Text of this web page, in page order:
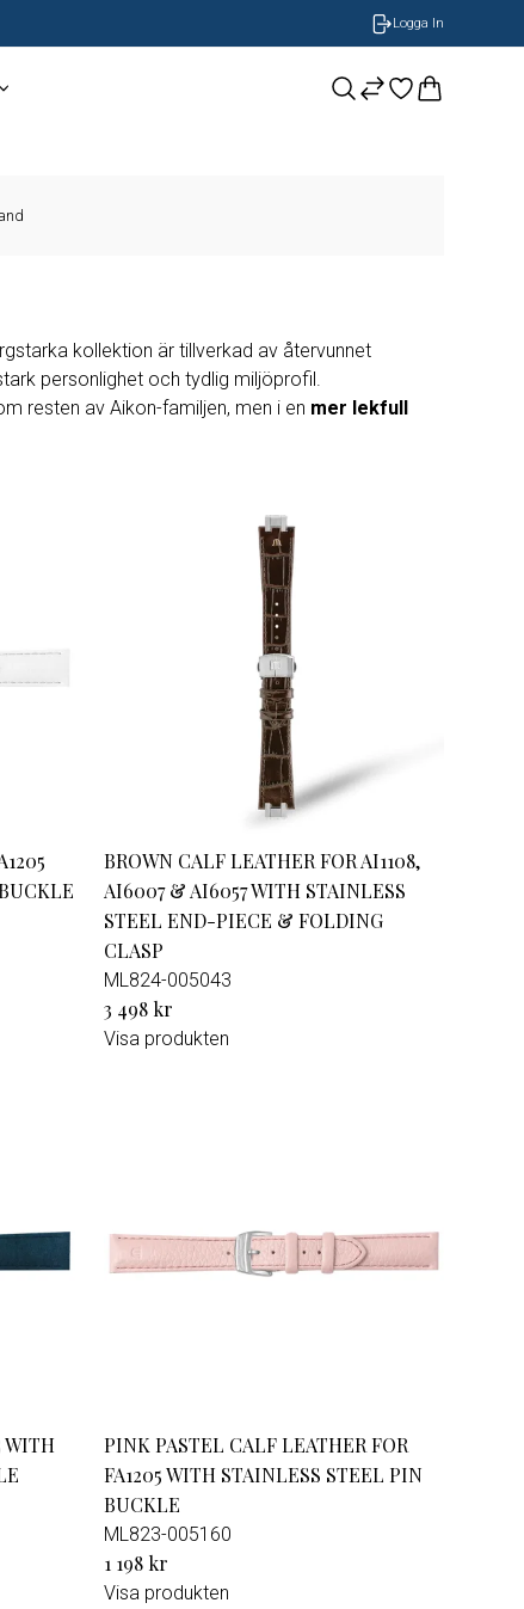
Logga In
ORIS
NOBEL by BILLGREN
kollektion är tillverkad av återvunnet
personlighet och tydlig miljöprofil.
resten av Aikon-familjen, men i en mer lekfull
BROWN CALF LEATHER FOR AI1108,
AI6007 & AI6057 WITH STAINLESS
STEEL END-PIECE & FOLDING
CLASP
ML824-005043
3 498 kr
Visa produkten
WITH
PINK PASTEL CALF LEATHER FOR
FA1205 WITH STAINLESS STEEL PIN
BUCKLE
ML823-005160
1 198 kr
Visa produkten